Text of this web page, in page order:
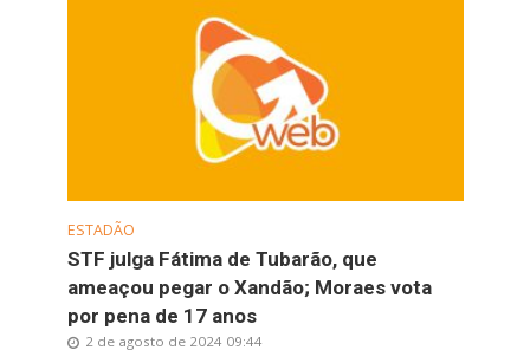
ESTADÃO
STF julga Fátima de Tubarão, que
ameaçou pegar o Xandão; Moraes vota
por pena de 17 anos
2 de agosto de 2024 09:44